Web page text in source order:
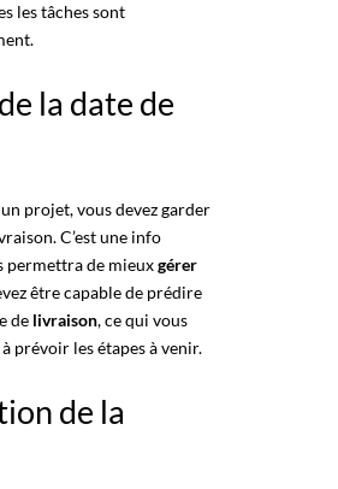
les tâches sont
.
la date de
un projet,vous devez garder
C’est une info
permettrade mieuxgérer
être capable de prédire
de livraison, ce qui vous
prévoir les étapes à venir.
de la